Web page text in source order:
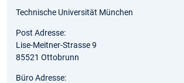
Technische Universität München
Post Adresse:
Lise-Meitner-Strasse 9
85521 Ottobrunn
Büro Adresse: